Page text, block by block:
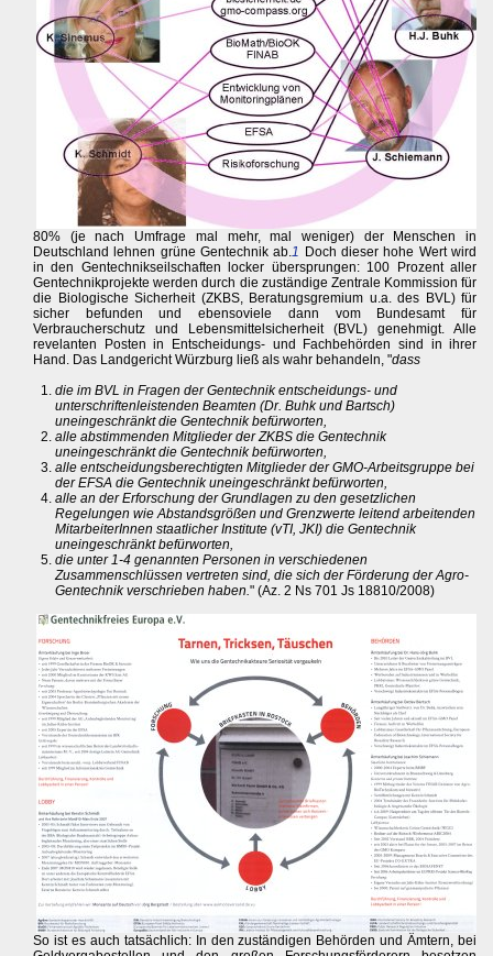
80% (je nach Umfrage mal mehr, mal weniger) der Menschen in
Deutschland lehnen grüne Gentechnik ab.1 Doch dieser hohe Wert wird
in den Gentechnikseilschaften locker übersprungen: 100 Prozent aller
Gentechnikprojekte werden durch die zuständige Zentrale Kommission für
die Biologische Sicherheit (ZKBS, Beratungsgremium u.a. des BVL) für
sicher befunden und ebensoviele dann vom Bundesamt für
Verbraucherschutz und Lebensmittelsicherheit (BVL) genehmigt. Alle
revelanten Posten in Entscheidungs- und Fachbehörden sind in ihrer
Hand. Das Landgericht Würzburg ließ als wahr behandeln, "dass
die im BVL in Fragen der Gentechnik entscheidungs- und
unterschriftenleistenden Beamten (Dr. Buhk und Bartsch)
uneingeschränkt die Gentechnik befürworten,
alle abstimmenden Mitglieder der ZKBS die Gentechnik
uneingeschränkt die Gentechnik befürworten,
alle entscheidungsberechtigten Mitglieder der GMO-Arbeitsgruppe bei
der EFSA die Gentechnik uneingeschränkt befürworten,
alle an der Erforschung der Grundlagen zu den gesetzlichen
Regelungen wie Abstandsgrößen und Grenzwerte leitend arbeitenden
MitarbeiterInnen staatlicher Institute (vTI, JKI) die Gentechnik
uneingeschränkt befürworten,
die unter 1-4 genannten Personen in verschiedenen
Zusammenschlüssen vertreten sind, die sich der Förderung der Agro-
Gentechnik verschrieben haben." (Az. 2 Ns 701 Js 18810/2008)
So ist es auch tatsächlich: In den zuständigen Behörden und Ämtern, bei